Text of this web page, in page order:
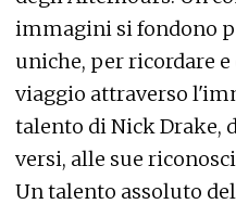
immagini si fondono
uniche, per ricordare
viaggio attraverso
talento di Nick Drake,
versi, alle sue
Un talento assoluto